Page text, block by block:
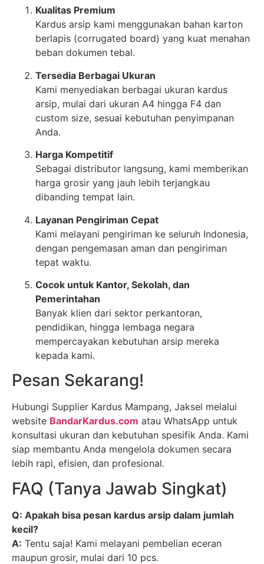
Kualitas Premium
Kardus arsip kami menggunakan bahan karton
berlapis (corrugated board) yang kuat menahan
beban dokumen tebal.
Tersedia Berbagai Ukuran
Kami menyediakan berbagai ukuran kardus
arsip, mulai dari ukuran A4 hingga F4 dan
custom size, sesuai kebutuhan penyimpanan
Anda.
Harga Kompetitif
Sebagai distributor langsung, kami memberikan
harga grosir yang jauh lebih terjangkau
dibanding tempat lain.
Layanan Pengiriman Cepat
Kami melayani pengiriman ke seluruh Indonesia,
dengan pengemasan aman dan pengiriman
tepat waktu.
Cocok untuk Kantor, Sekolah, dan
Pemerintahan
Banyak klien dari sektor perkantoran,
pendidikan, hingga lembaga negara
mempercayakan kebutuhan arsip mereka
kepada kami.
Pesan Sekarang!
Hubungi Supplier Kardus Mampang, Jaksel melalui
website BandarKardus.com atau WhatsApp untuk
konsultasi ukuran dan kebutuhan spesifik Anda. Kami
siap membantu Anda mengelola dokumen secara
lebih rapi, efisien, dan profesional.
FAQ (Tanya Jawab Singkat)
Q: Apakah bisa pesan kardus arsip dalam jumlah
kecil?
A: Tentu saja! Kami melayani pembelian eceran
maupun grosir, mulai dari 10 pcs.